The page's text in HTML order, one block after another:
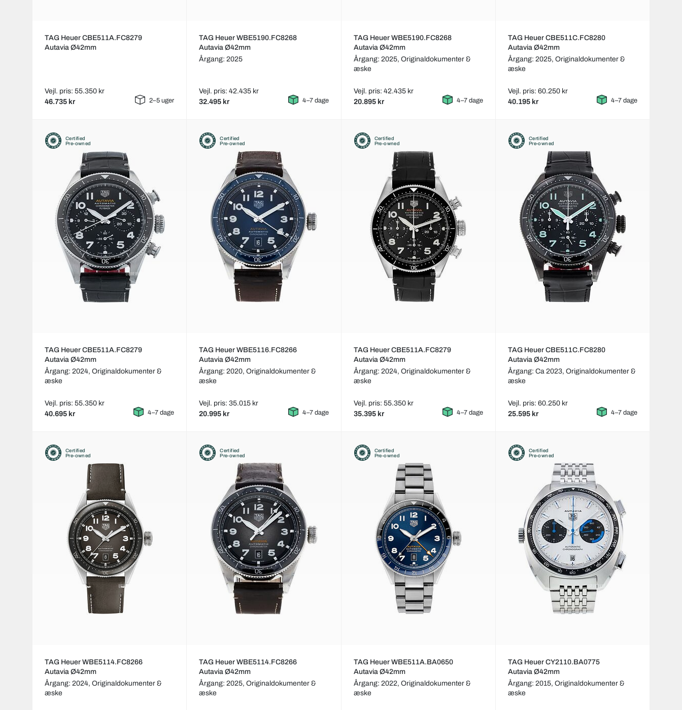
TAG Heuer CBE511A.FC8279
Autavia Ø42mm
Vejl. pris: 55.350 kr
46.735 kr 2–5 uger
TAG Heuer WBE5190.FC8268
Autavia Ø42mm
Årgang: 2025
Vejl. pris: 42.435 kr
32.495 kr 4–7 dage
TAG Heuer WBE5190.FC8268
Autavia Ø42mm
Årgang: 2025, Originaldokumenter &
æske
Vejl. pris: 42.435 kr
20.895 kr 4–7 dage
TAG Heuer CBE511C.FC8280
Autavia Ø42mm
Årgang: 2025, Originaldokumenter &
æske
Vejl. pris: 60.250 kr
40.195 kr 4–7 dage
Certified
Pre-owned
TAG Heuer CBE511A.FC8279
Autavia Ø42mm
Årgang: 2024, Originaldokumenter &
æske
Vejl. pris: 55.350 kr
40.695 kr 4–7 dage
Certified
Pre-owned
TAG Heuer WBE5116.FC8266
Autavia Ø42mm
Årgang: 2020,Originaldokumenter &
æske
Vejl. pris: 35.015 kr
20.995 kr 4–7 dage
Certified
Pre-owned
TAG Heuer CBE511A.FC8279
Autavia Ø42mm
Årgang: 2024, Originaldokumenter &
æske
Vejl. pris: 55.350 kr
35.395 kr 4–7 dage
Certified
Pre-owned
TAG Heuer CBE511C.FC8280
Autavia Ø42mm
Årgang: Ca 2023, Originaldokumenter &
æske
Vejl. pris: 60.250 kr
25.595 kr 4–7 dage
Certified
Pre-owned
TAG Heuer WBE5114.FC8266
Autavia Ø42mm
Årgang: 2024, Originaldokumenter &
æske
Certified
Pre-owned
TAG Heuer WBE5114.FC8266
Autavia Ø42mm
Årgang: 2025,Originaldokumenter &
æske
Certified
Pre-owned
TAG Heuer WBE511A.BA0650
Autavia Ø42mm
Årgang: 2022, Originaldokumenter &
æske
Certified
Pre-owned
TAG Heuer CY2110.BA0775
Autavia Ø42mm
Årgang: 2015, Originaldokumenter &
æske